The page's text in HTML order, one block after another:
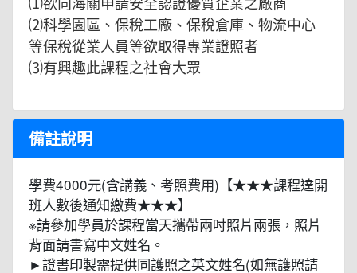
⑵科學園區、保稅工廠、保稅倉庫、物流中心
等保稅從業人員等欲取得專業證照者
⑶有興趣此課程之社會大眾
備註說明
學費4000元(含講義、考照費用)【★★★課程達開
班人數後通知繳費★★★】
※請參加學員於課程當天攜帶兩吋照片兩張，照片
背面請書寫中文姓名。
►證書印製需提供同護照之英文姓名(如無護照請